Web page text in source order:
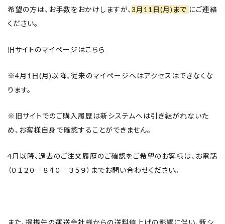
希望の方は、お手数をおかけしますが、 3月11日(月)まで にご連絡
ください。
旧サイトのマイページはこちら
※4月1日(月)以降、従来のマイページへはアクセスはできなくな
ります。
※旧サイトでのご購入履歴は新システムへは引き継がれないた
め、お客様自身で確認することができません。
4月以降、過去のご注文履歴のご確認をご希望のお客様は、お電話
（０１２０－８４０－３５９）までお問い合わせください。
また、提携先の運送会社様からの送料値上げの影響に伴い、新シ